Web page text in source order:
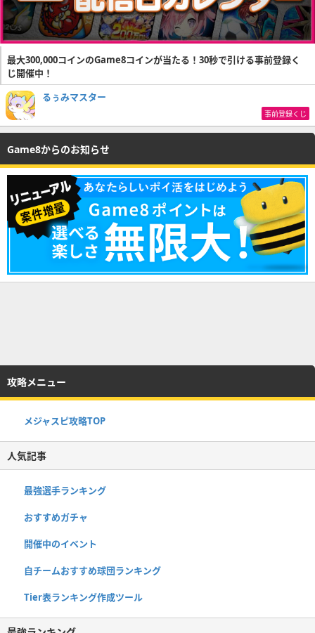
最大300,000コインのGame8コインが当たる！30秒で引ける事前登録く
じ開催中！
るぅみマスター
事前登録くじ
Game8からのお知らせ
攻略メニュー
メジャスピ攻略TOP
人気記事
最強選手ランキング
おすすめガチャ
開催中のイベント
自チームおすすめ球団ランキング
Tier表ランキング作成ツール